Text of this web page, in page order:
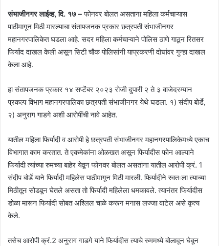
संभाजीनगर लाईव्ह, दि. १७ –फोनवर बोलत असताना महिला कर्मचाऱ्यास
पाठीमागून मिठी मारल्याचा संतापजनक प्रकार छत्रपती संभाजीनगर
महानगरपालिकेत घडला आहे. सदर महिला कर्मचाऱ्याने पोलिस ठाणे गाठून रितसर
फिर्याद दाखल केली असून सिटी चौक पोलिसांनी याप्रकरणी दोघांवर गुन्हा दाखल
केला आहे.
हा संतापजनक प्रकार १४ सप्टेंबर २०२३ रोजी दुपारी २ ते ३ वाजेदरम्यान
प्रकल्प विभाग महानगरपालिका छत्रपती संभाजीनगर येथे घडला. १) संदीप बोर्डे,
२) अनुराग गाडगे अशी आरोपींची नावे आहेत.
यातील महिला फिर्यादी व आरोपी हे छत्रपती संभाजीनगर महानगरपालिकेमध्ये एकाच
विभागात काम करतात. ते एकमेकांना ओळखत असून फिर्यादीस फोन आल्याने
फिर्यादी त्यांच्या रुमच्या बाहेर येवून फोनवर बोलत असतांना यातील आरोपी क्रं. 1
संदीप बोर्डे याने फिर्यादी महिलेस पाठीमागून मिठी मारली. फिर्यादीने स्वतःला त्याच्या
मिठीतून सोडवून घेतले असता तो फिर्यादी महिलेला धमकावले. त्यानंतर फिर्यादीस
डोळा मारून फिर्यादी सोबत अश्लिल चाळे करून मनास लज्जा वाटेल असे कृत्य
केले.
तसेच आरोपी क्रं.2 अनुराग गाडगे याने फिर्यादीस त्याचे रुममध्ये बोलावून घेवून